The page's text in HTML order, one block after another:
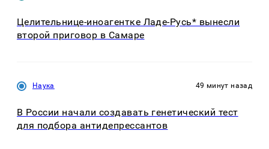
Целительнице-иноагентке Ладе-Русь* вынесли
второй приговор в Самаре
Наука 49 минут назад
В России начали создавать генетический тест
для подбора антидепрессантов